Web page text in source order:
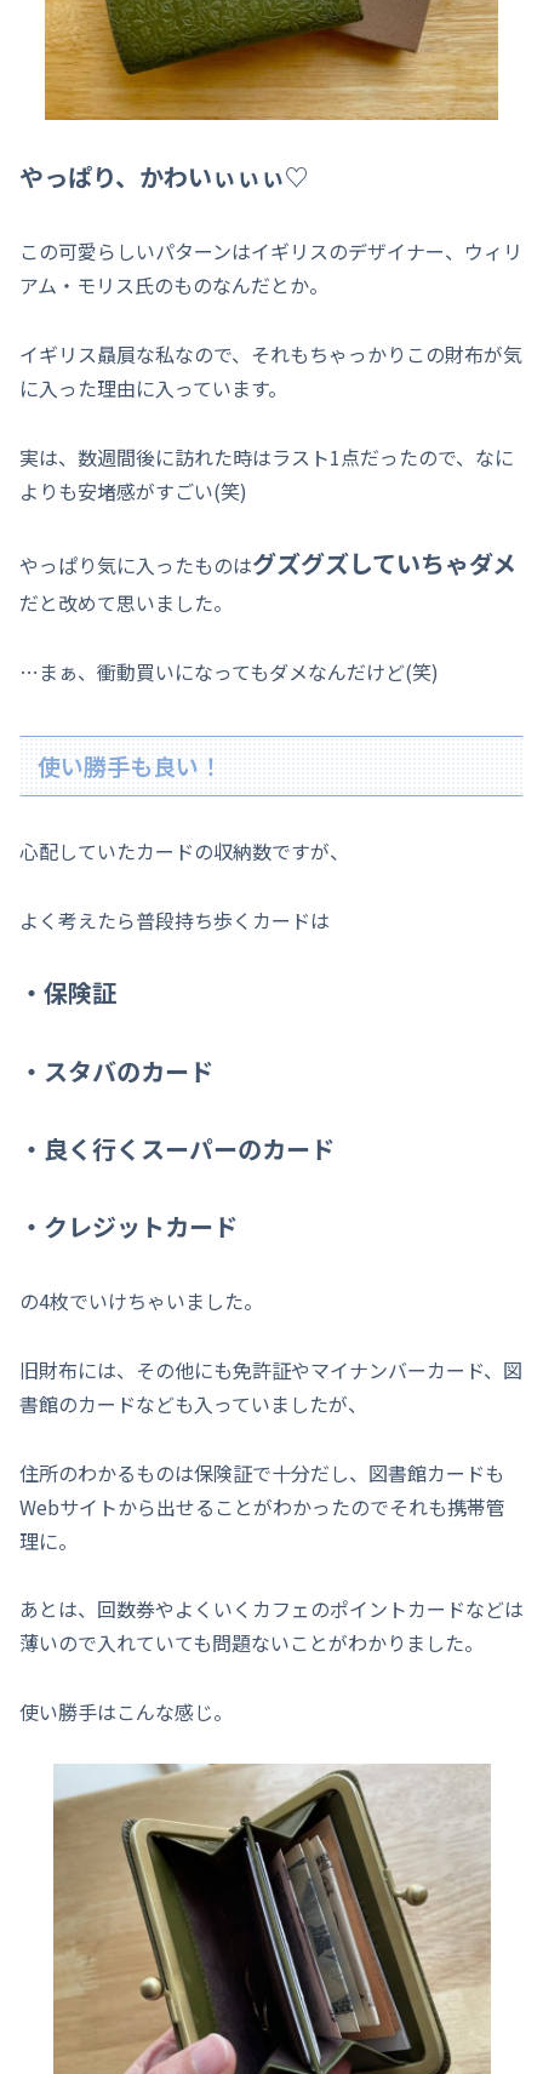
やっぱり、かわいぃぃぃ♡
この可愛らしいパターンはイギリスのデザイナー、ウィリ
アム・モリス氏のものなんだとか。
イギリス贔屓な私なので、それもちゃっかりこの財布が気
に入った理由に入っています。
実は、数週間後に訪れた時はラスト1点だったので、なに
よりも安堵感がすごい(笑)
やっぱり気に入ったものはグズグズしていちゃダメ
だと改めて思いました。
…まぁ、衝動買いになってもダメなんだけど(笑)
使い勝手も良い！
心配していたカードの収納数ですが、
よく考えたら普段持ち歩くカードは
・保険証
・スタバのカード
・良く行くスーパーのカード
・クレジットカード
の4枚でいけちゃいました。
旧財布には、その他にも免許証やマイナンバーカード、図
書館のカードなども入っていましたが、
住所のわかるものは保険証で十分だし、図書館カードも
Webサイトから出せることがわかったのでそれも携帯管
理に。
あとは、回数券やよくいくカフェのポイントカードなどは
薄いので入れていても問題ないことがわかりました。
使い勝手はこんな感じ。